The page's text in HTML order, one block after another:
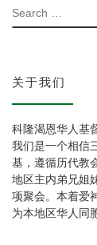
SEARCH
关于我们
科隆渴恩华人基
我们是一个相信
基，遵循历代教
地区主内弟兄姐
项聚会。本着爱
为本地区华人同